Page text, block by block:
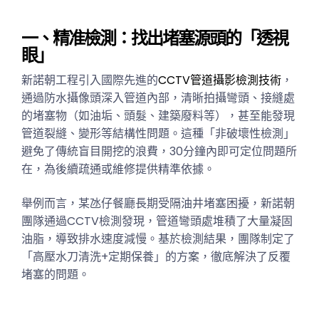
一、精准檢測：找出堵塞源頭的「透視
眼」
新諾朝工程引入國際先進的CCTV管道攝影檢測技術 ，
通過防水攝像頭深入管道內部，清晰拍攝彎頭、接縫處
的堵塞物（如油垢、頭髮、建築廢料等），甚至能發現
管道裂縫、變形等結構性問題。這種「非破壞性檢測」
避免了傳統盲目開挖的浪費，30分鐘內即可定位問題所
在，為後續疏通或維修提供精準依據。
舉例而言，某氹仔餐廳長期受隔油井堵塞困擾，新諾朝
團隊通過CCTV檢測發現，管道彎頭處堆積了大量凝固
油脂，導致排水速度減慢。基於檢測結果，團隊制定了
「高壓水刀清洗+定期保養」的方案，徹底解決了反覆
堵塞的問題。